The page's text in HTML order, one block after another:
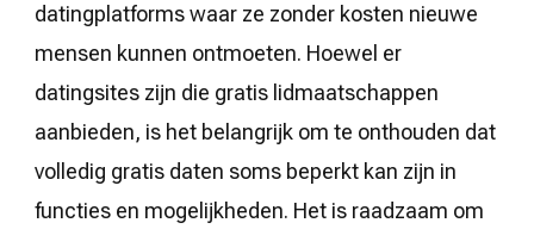
datingplatforms waar ze zonder kosten nieuwe
mensen kunnen ontmoeten. Hoewel er
datingsites zijn die gratis lidmaatschappen
aanbieden, is het belangrijk om te onthouden dat
volledig gratis daten soms beperkt kan zijn in
functies en mogelijkheden. Het is raadzaam om